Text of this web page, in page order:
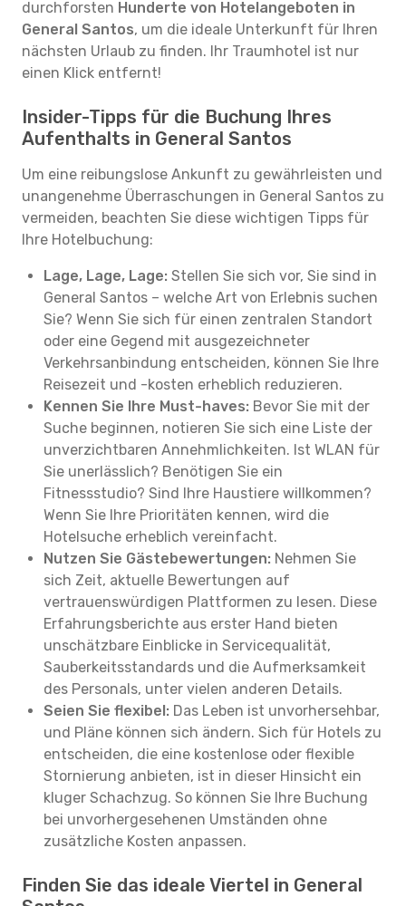
durchforsten Hunderte von Hotelangeboten in
General Santos, um die ideale Unterkunft für Ihren
nächsten Urlaub zu finden. Ihr Traumhotel ist nur
einen Klick entfernt!
Insider-Tipps für die Buchung Ihres
Aufenthalts in General Santos
Um eine reibungslose Ankunft zu gewährleisten und
unangenehme Überraschungen in General Santos zu
vermeiden, beachten Sie diese wichtigen Tipps für
Ihre Hotelbuchung:
Lage, Lage, Lage: Stellen Sie sich vor, Sie sind in
General Santos – welche Art von Erlebnis suchen
Sie? Wenn Sie sich für einen zentralen Standort
oder eine Gegend mit ausgezeichneter
Verkehrsanbindung entscheiden, können Sie Ihre
Reisezeit und -kosten erheblich reduzieren.
Kennen Sie Ihre Must-haves: Bevor Sie mit der
Suche beginnen, notieren Sie sich eine Liste der
unverzichtbaren Annehmlichkeiten. Ist WLAN für
Sie unerlässlich? Benötigen Sie ein
Fitnessstudio? Sind Ihre Haustiere willkommen?
Wenn Sie Ihre Prioritäten kennen, wird die
Hotelsuche erheblich vereinfacht.
Nutzen Sie Gästebewertungen: Nehmen Sie
sich Zeit, aktuelle Bewertungen auf
vertrauenswürdigen Plattformen zu lesen. Diese
Erfahrungsberichte aus erster Hand bieten
unschätzbare Einblicke in Servicequalität,
Sauberkeitsstandards und die Aufmerksamkeit
des Personals, unter vielen anderen Details.
Seien Sie flexibel: Das Leben ist unvorhersehbar,
und Pläne können sich ändern. Sich für Hotels zu
entscheiden, die eine kostenlose oder flexible
Stornierung anbieten, ist in dieser Hinsicht ein
kluger Schachzug. So können Sie Ihre Buchung
bei unvorhergesehenen Umständen ohne
zusätzliche Kosten anpassen.
Finden Sie das ideale Viertel in General